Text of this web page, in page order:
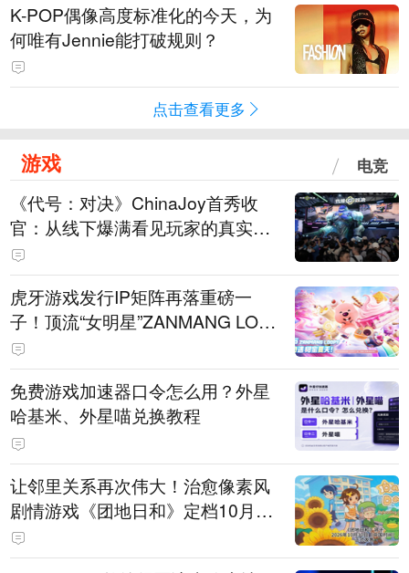
K-POP偶像高度标准化的今天，为
何唯有Jennie能打破规则？
点击查看更多
游戏 电竞
《代号：对决》ChinaJoy首秀收
官：从线下爆满看见玩家的真实期
待
虎牙游戏发行IP矩阵再落重磅一
子！顶流“女明星”ZANMANG LOO
PY 正版3D消除手游《消消奇遇》
惊喜曝光
免费游戏加速器口令怎么用？外星
哈基米、外星喵兑换教程
让邻里关系再次伟大！治愈像素风
剧情游戏《团地日和》定档10月30
日发售